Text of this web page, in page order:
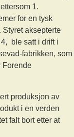
1.
for en tysk
aksepterte
ble satt i drift i
fabrikken, som
Forende
produksjon av
i en verden
falt bort etter at